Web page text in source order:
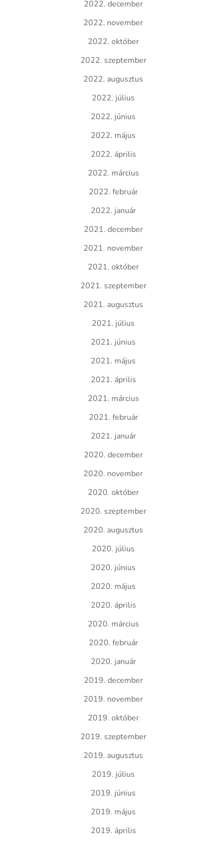
2022. december
2022. november
2022. október
2022. szeptember
2022. augusztus
2022. július
2022. június
2022. május
2022. április
2022. március
2022. február
2022. január
2021. december
2021. november
2021. október
2021. szeptember
2021. augusztus
2021. július
2021. június
2021. május
2021. április
2021. március
2021. február
2021. január
2020. december
2020. november
2020. október
2020. szeptember
2020. augusztus
2020. július
2020. június
2020. május
2020. április
2020. március
2020. február
2020. január
2019. december
2019. november
2019. október
2019. szeptember
2019. augusztus
2019. július
2019. június
2019. május
2019. április